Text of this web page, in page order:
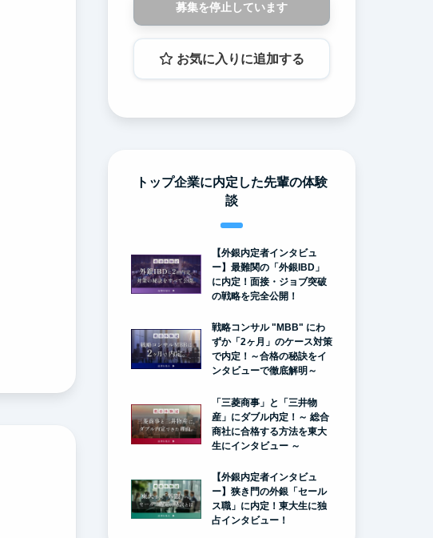
募集を停止しています
お気に入りに追加する
トップ企業に内定した先輩の体験
談
【外銀内定者インタビュ
ー】最難関の「外銀IBD」
に内定！面接・ジョブ突破
の戦略を完全公開！
戦略コンサル "MBB" にわ
ずか「2ヶ月」のケース対策
で内定！～合格の秘訣をイ
ンタビューで徹底解明～
「三菱商事」と「三井物
産」にダブル内定！～ 総合
商社に合格する方法を東大
生にインタビュー ～
【外銀内定者インタビュ
ー】狭き門の外銀「セール
ス職」に内定！東大生に独
占インタビュー！